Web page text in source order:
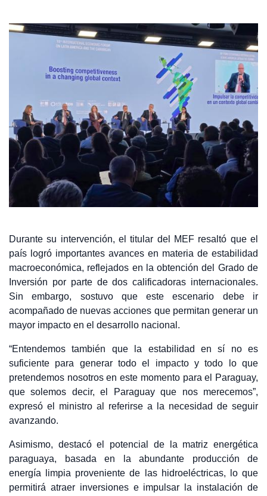
Durante su intervención, el titular del MEF resaltó que el
país logró importantes avances en materia de estabilidad
macroeconómica, reflejados en la obtención del Grado de
Inversión por parte de dos calificadoras internacionales.
Sin embargo, sostuvo que este escenario debe ir
acompañado de nuevas acciones que permitan generar un
mayor impacto en el desarrollo nacional.
“Entendemos también que la estabilidad en sí no es
suficiente para generar todo el impacto y todo lo que
pretendemos nosotros en este momento para el Paraguay,
que solemos decir, el Paraguay que nos merecemos”,
expresó el ministro al referirse a la necesidad de seguir
avanzando.
Asimismo, destacó el potencial de la matriz energética
paraguaya, basada en la abundante producción de
energía limpia proveniente de las hidroeléctricas, lo que
permitirá atraer inversiones e impulsar la instalación de